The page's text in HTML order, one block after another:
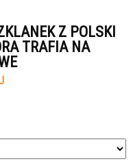
Z POLSKI
TRAFIA NA